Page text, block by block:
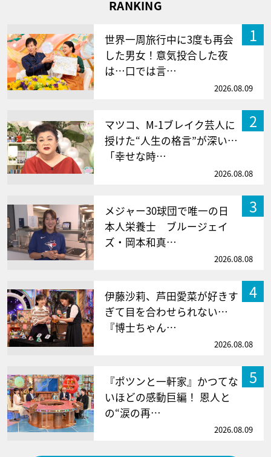
RANKING
1
世界一周旅行中に3度も再会
した男女！意気投合した夜
は…口では言…
2026.08.09
2
マツコ、M-1ブレイク芸人に
授けた“人生の格言”が深い…
「幸せな時…
2026.08.08
3
メジャー30球団で唯一の日
本人栄養士 ブルージェイ
ズ・岡本和真…
2026.08.08
4
伊藤沙莉、芦田愛菜が好きす
ぎて目を合わせられない…
『博士ちゃん…
2026.08.08
5
『ポツンと一軒家』かつてな
いほどの感動巨編！ 恩人と
の“涙の再…
2026.08.09